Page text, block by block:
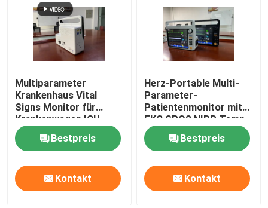
Dringende Sorgfalt Telehealth
Bettgitter-Klammern
Medizinischer Monitor-Berg
Medizinische Monitor-Laufkatze
Multiparameter
Krankenhaus Vital
Signs Monitor für
Krankenwagen ICU
Bestpreis
Kontakt
Herz-Portable Multi-
Parameter-
Patientenmonitor mit
EKG SPO2 NIBP Temp
Standard
Bestpreis
Kontakt